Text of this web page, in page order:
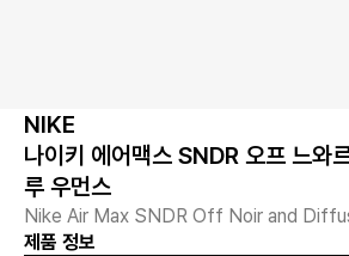
NIKE
나이키 에어맥스 SNDR 오프 느와
루 우먼스
Nike Air Max SNDR Off Noir and
제품 정보